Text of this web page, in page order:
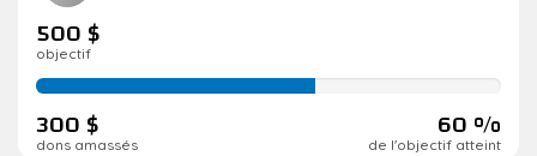
500 $
objectif
300 $
dons amassés 60 %
de l'objectif atteint